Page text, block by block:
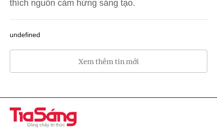
thích nguồn cảm hứng sáng tạo.
undefined
Xem thêm tin mới